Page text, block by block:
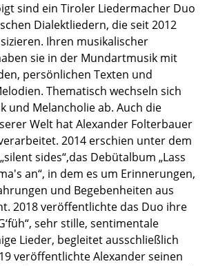
sind ein Tiroler Liedermacher Duo
Dialektliedern, die seit 2012
Ihren musikalischer
sie in der Mundartmusik mit
persönlichen Texten und
Thematisch wechseln sich
und Melancholie ab. Auch die
Welt hat Alexander Folterbauer
2014 erschien unter dem
sides“,das Debütalbum „Lass
an“, in dem es um Erinnerungen,
und Begebenheiten aus
2018 veröffentlichte das Duo ihre
sehr stille, sentimentale
Lieder, begleitet ausschließlich
veröffentlichte Alexander seinen